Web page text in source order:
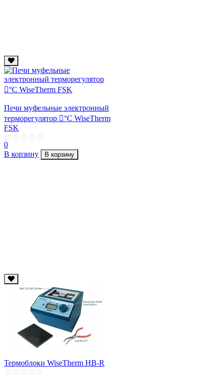
Печи муфельные электронный
терморегулятор 񩘢°С WiseTherm
FSK
0
В корзину
В корзину
Термоблоки WiseTherm НВ-R